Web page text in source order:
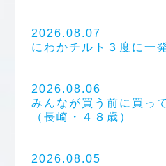
2026.08.07
にわかチルト３度に一
2026.08.06
みんなが買う前に買
（長崎・４８歳）
2026.08.05